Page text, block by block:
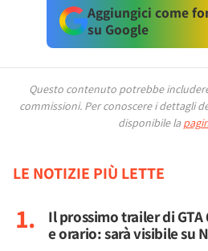
Aggiungici come
su Google
Questo contenuto potrebbe
commissioni. Per conoscere i dettagli
disponibile la
LE NOTIZIE PIÙ LETTE
Il prossimo trailer di GTA
e orario: sarà visibile su